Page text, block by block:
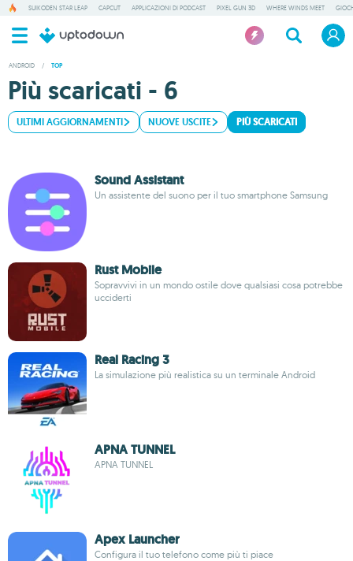
SUIKODEN STAR LEAP CAPCUT APPLICAZIONI DI PODCAST PIXEL GUN 3D WHERE WINDS MEET
ANDROID / TOP
Più scaricati - 6
ULTIMI AGGIORNAMENTI NUOVE USCITE PIÙ SCARICATI
Sound Assistant
Un assistente del suono per il tuo smartphone Samsung
Rust Mobile
Sopravvivi in un mondo ostile dove qualsiasi cosa potrebbe
ucciderti
Real Racing 3
La simulazione più realistica su un terminale Android
APNA TUNNEL
APNA TUNNEL
Apex Launcher
Configura il tuo telefono come più ti piace